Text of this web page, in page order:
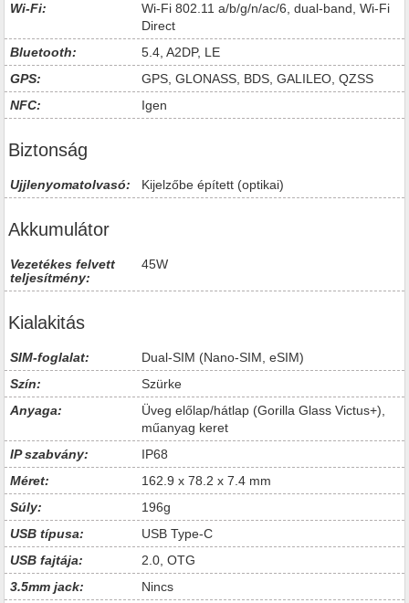
Wi-Fi:
Wi-Fi 802.11 a/b/g/n/ac/6, dual-band, Wi-Fi
Direct
Bluetooth:
5.4, A2DP, LE
GPS:
GPS, GLONASS, BDS, GALILEO, QZSS
NFC:
Igen
Biztonság
Ujjlenyomatolvasó: Kijelzőbe épített (optikai)
Akkumulátor
Vezetékes felvett
teljesítmény:
45W
Kialakitás
SIM-foglalat:
Dual-SIM (Nano-SIM, eSIM)
Szín:
Szürke
Anyaga:
Üveg előlap/hátlap (Gorilla Glass Victus+),
műanyag keret
IP szabvány:
IP68
Méret:
162.9 x 78.2 x 7.4 mm
Súly:
196g
USB típusa:
USB Type-C
USB fajtája:
2.0, OTG
3.5mm jack:
Nincs